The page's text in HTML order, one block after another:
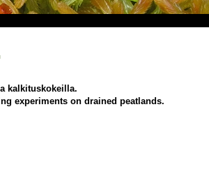
kalkituskokeilla.
experiments on drained peatlands.